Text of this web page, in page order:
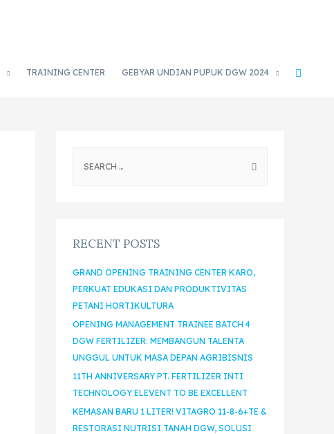
TRAINING CENTER GEBYAR UNDIAN PUPUK DGW 2024
RECENT POSTS
GRAND OPENING TRAINING CENTER KARO,
PERKUAT EDUKASI DAN PRODUKTIVITAS
PETANI HORTIKULTURA
OPENING MANAGEMENT TRAINEE BATCH 4
DGW FERTILIZER: MEMBANGUN TALENTA
UNGGUL UNTUK MASA DEPAN AGRIBISNIS
11TH ANNIVERSARY PT. FERTILIZER INTI
TECHNOLOGY ELEVENT TO BE EXCELLENT
KEMASAN BARU 1 LITER! VITAGRO 11-8-6+TE &
RESTORASI NUTRISI TANAH DGW, SOLUSI